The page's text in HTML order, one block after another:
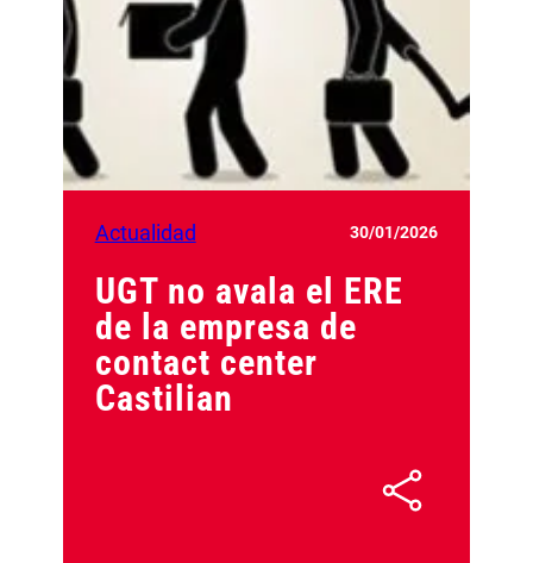
Actualidad 30/01/2026
UGT no avala el ERE
de la empresa de
contact center
Castilian